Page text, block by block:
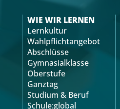
WIE WIR LERNEN
Lernkultur
Wahlpflichtangebot
Abschlüsse
Gymnasialklasse
Oberstufe
Ganztag
Studium & Beruf
Schule:global